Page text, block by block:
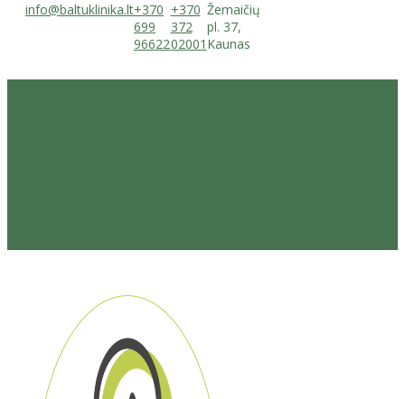
info@baltuklinika.lt+370
699
96622
+370
372
02001
Žemaičių
pl. 37,
Kaunas